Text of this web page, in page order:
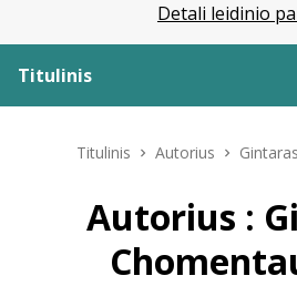
Detali leidinio
Titulinis
ELVIS atvyksta
Titulinis Autorius
Autorius :